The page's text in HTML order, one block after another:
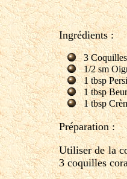
Ingrédients :
3
1/2 sm
1 tbsp
1 tbsp
1 tbsp
Préparation :
Utiliser de la
3 coquilles